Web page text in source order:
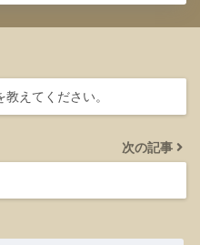
えてください。
次の記事